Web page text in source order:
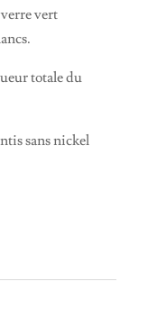
vert
totale du
sans nickel